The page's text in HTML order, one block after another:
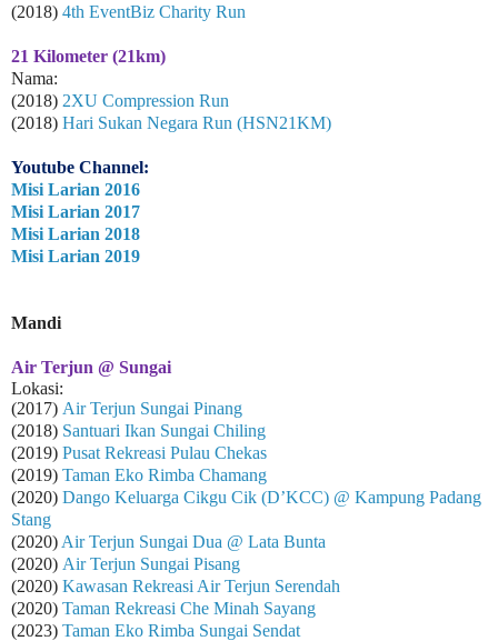
(2018) 4th EventBiz Charity Run
21 Kilometer (21km)
Nama:
(2018) 2XU Compression Run
(2018) Hari Sukan Negara Run (HSN21KM)
Youtube Channel:
Misi Larian 2016
Misi Larian 2017
Misi Larian 2018
Misi Larian 2019
Mandi
Air Terjun @ Sungai
Lokasi:
(2017) Air Terjun Sungai Pinang
(2018) Santuari Ikan Sungai Chiling
(2019) Pusat Rekreasi Pulau Chekas
(2019) Taman Eko Rimba Chamang
(2020) Dango Keluarga Cikgu Cik (D’KCC) @ Kampung Padang
Stang
(2020) Air Terjun Sungai Dua @ Lata Bunta
(2020) Air Terjun Sungai Pisang
(2020) Kawasan Rekreasi Air Terjun Serendah
(2020) Taman Rekreasi Che Minah Sayang
(2023) Taman Eko Rimba Sungai Sendat